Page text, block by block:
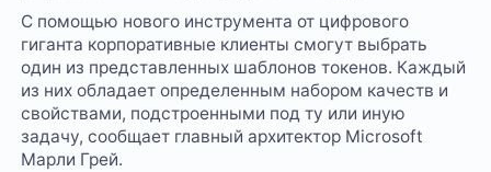
С помощью нового инструмента от цифрового
гиганта корпоративные клиенты смогут выбрать
один из представленных шаблонов токенов. Каждый
из них обладает определенным набором качеств и
свойствами, подстроенными под ту или иную
задачу, сообщает главный архитектор Microsoft
Марли Грей.